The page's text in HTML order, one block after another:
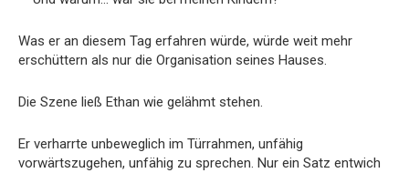
Was er an diesem Tag erfahren würde, würde weit mehr
erschüttern als nur die Organisation seines Hauses.
Die Szene ließ Ethan wie gelähmt stehen.
Er verharrte unbeweglich im Türrahmen, unfähig
vorwärtszugehen, unfähig zu sprechen. Nur ein Satz entwich